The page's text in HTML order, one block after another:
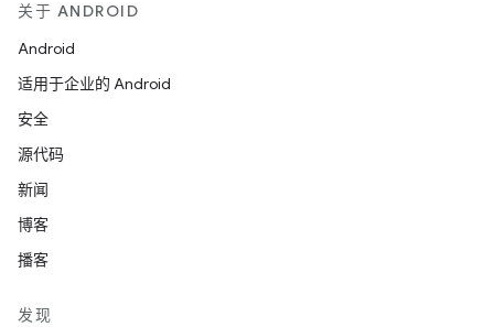
关于 ANDROID
Android
适用于企业的 Android
安全
源代码
新闻
博客
播客
发现